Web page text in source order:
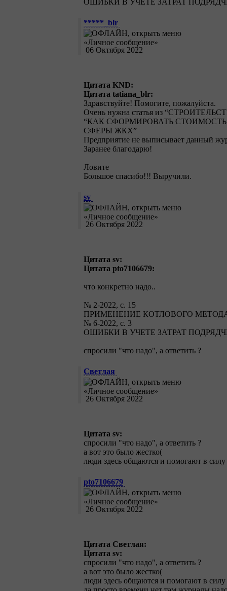
ОШИБКИ В УЧЕТЕ ЗАТРАТ
*****_blr
06 Октября 2022
Цитата KND:
Цитата tatiana_blr:
Здравствуйте! Помогите, пожалуйста.
Очень нужна статья из
“КАК СФОРМИРОВАТЬ
СФЕРЫ ЖКХ”
Предприятие не выписывает данный
Заранее благодарю!
Ловите
Большое спасибо!!! Выручили.
sv
26 Октября 2022
Цитата sv:
Цитата pto7106679:
что конкретно надо..
№ 2-2022, с. 15
ПРИМЕНЕНИЕ КОТЛОВОГО
№ 6-2022, с. 3
ОШИБКИ В УЧЕТЕ ЗАТРАТ
спросили "что надо", а ответить ?
Светлая
26 Октября 2022
Цитата sv:
спросили "что надо", а ответить ?
а вот это было жестко(
люди здесь общаются и помогают в
pto7106679
26 Октября 2022
Цитата Светлая:
Цитата sv:
спросили "что надо", а ответить ?
а вот это было жестко(
люди здесь общаются и помогают в